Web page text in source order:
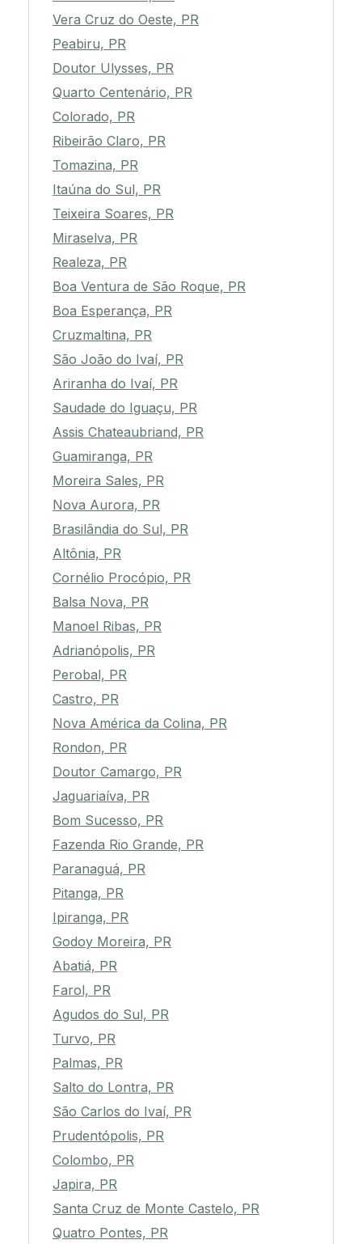
Vera Cruz do Oeste, PR
Peabiru, PR
Doutor Ulysses, PR
Quarto Centenário, PR
Colorado, PR
Ribeirão Claro, PR
Tomazina, PR
Itaúna do Sul, PR
Teixeira Soares, PR
Miraselva, PR
Realeza, PR
Boa Ventura de São Roque, PR
Boa Esperança, PR
Cruzmaltina, PR
São João do Ivaí, PR
Ariranha do Ivaí, PR
Saudade do Iguaçu, PR
Assis Chateaubriand, PR
Guamiranga, PR
Moreira Sales, PR
Nova Aurora, PR
Brasilândia do Sul, PR
Altônia, PR
Cornélio Procópio, PR
Balsa Nova, PR
Manoel Ribas, PR
Adrianópolis, PR
Perobal, PR
Castro, PR
Nova América da Colina, PR
Rondon, PR
Doutor Camargo, PR
Jaguariaíva, PR
Bom Sucesso, PR
Fazenda Rio Grande, PR
Paranaguá, PR
Pitanga, PR
Ipiranga, PR
Godoy Moreira, PR
Abatiá, PR
Farol, PR
Agudos do Sul, PR
Turvo, PR
Palmas, PR
Salto do Lontra, PR
São Carlos do Ivaí, PR
Prudentópolis, PR
Colombo, PR
Japira, PR
Santa Cruz de Monte Castelo, PR
Quatro Pontes, PR